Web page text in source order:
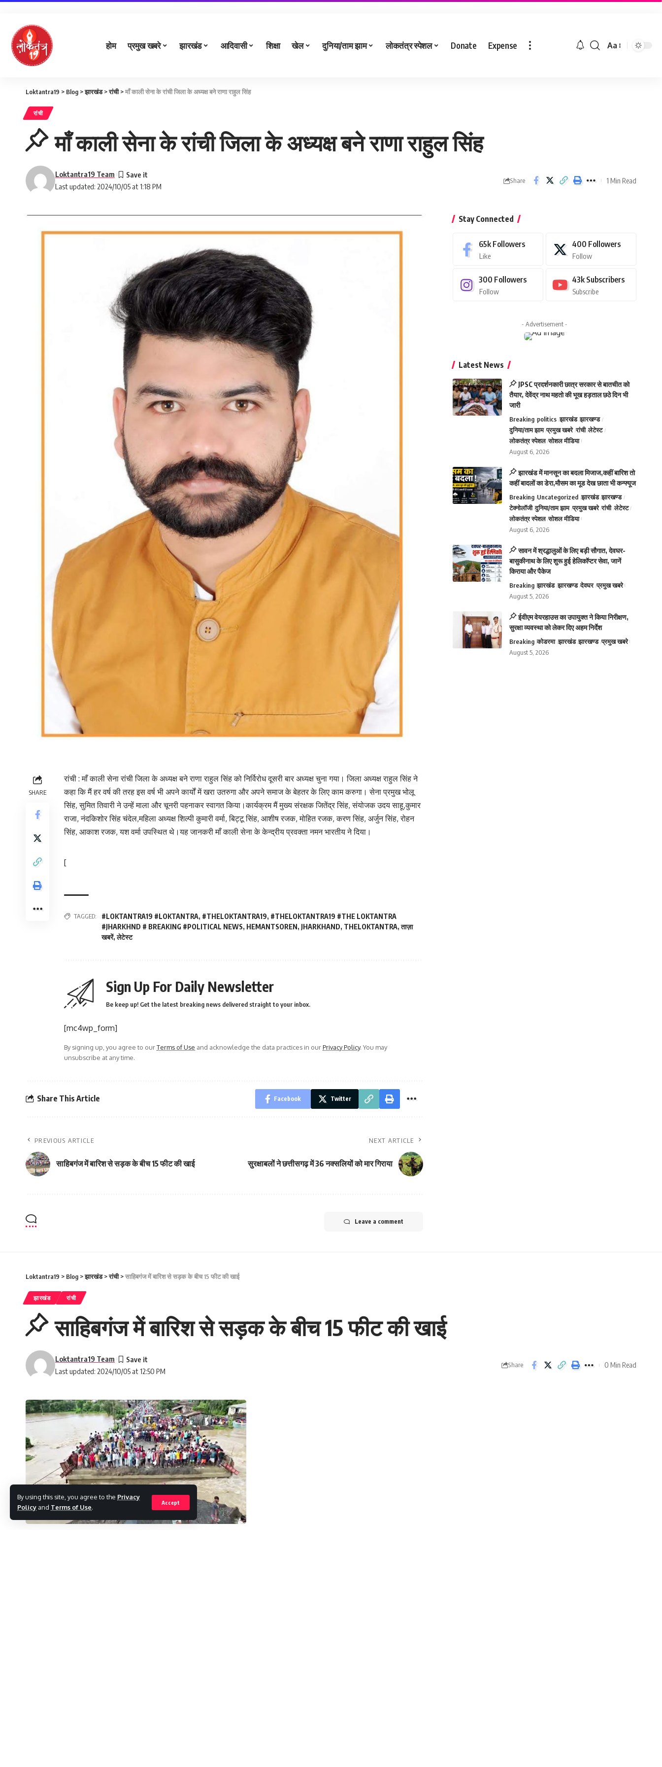
By using this site, you agree to the Privacy
Policy and Terms of Use.
Accept
होम प्रमुख खबरे झारखंड आदिवासी शिक्षा खेल दुनिया/ताम झाम लोकतंत्र स्पेशल Donate Expense Aa
Loktantra19 > Blog >झारखंड>रांची>माँ काली सेना के रांची जिला के अध्यक्ष बने राणा राहुल सिंह
रांची
माँ काली सेना के रांची जिला के अध्यक्ष बने राणा राहुल सिंह
Last updated: 2024/10/05 at 1:18 PM
Loktantra19 Team
Share 1 Min Read
SHARE
रांची : माँ काली सेना रांची जिला के अध्यक्ष बने राणा राहुल सिंह को निर्विरोध दूसरी बार अध्यक्ष चुना गया। जिला अध्यक्ष राहुल सिंह ने
कहा कि मैं हर वर्ष की तरह इस वर्ष भी अपने कार्यों में खरा उतरुगा और अपने समाज के बेहतर के लिए काम करुगा। सेना प्रमुख भोलू
सिंह, सुमित तिवारी ने उन्हें माला और चूनरी पहनाकर स्वागत किया।कार्यक्रम मैं मुख्य संरक्षक जितेंद्र सिंह, संयोजक उदय साहू,कुमार
राजा, नंदकिशोर सिंह चंदेल,महिला अध्यक्ष शिल्पी कुमारी वर्मा, बिट्टू सिंह, आशीष रजक, मोहित रजक, करण सिंह, अर्जुन सिंह, रोहन
सिंह, आकाश रजक, यश वर्मा उपस्थित थे।यह जानकरी माँ काली सेना के केन्द्रीय प्रवक्ता नमन भारतीय ने दिया।
[
TAGGED: #LOKTANTRA19 #LOKTANTRA, #THELOKTANTRA19, #THELOKTANTRA19 #THE LOKTANTRA
#JHARKHND # BREAKING #POLITICAL NEWS, HEMANTSOREN, JHARKHAND, THELOKTANTRA,ताज़ा
खबरें,लेटेस्ट
Sign Up For Daily Newsletter
Be keep up! Get the latest breaking news delivered straight to your inbox.
[mc4wp_form]
By signing up, you agree to ourTerms of Use and acknowledge the data practices in ourPrivacy Policy. You may
unsubscribe at any time.
Share This Article Facebook Twitter
PREVIOUS ARTICLE
साहिबगंज में बारिश से सड़क के बीच 15 फीट की खाई
NEXT ARTICLE
सुरक्षाबलों ने छत्तीसगढ़ में 36 नक्सलियों को मार गिराया
Leave a comment
Stay Connected
65k Followers
Like
400 Followers
Follow
300 Followers
Follow
43k Subscribers
Subscribe
- Advertisement -
Latest News
JPSC प्रदर्शनकारी छात्र सरकार से बातचीत को
तैयार, देवेंद्र नाथ महतो की भूख हड़ताल छठे दिन भी
जारी
Breaking politics झारखंड झारखण्ड
दुनिया/ताम झाम प्रमुख खबरे रांची लेटेस्ट
लोकतंत्र स्पेशल सोशल मीडिया
August 6, 2026
झारखंड में मानसून का बदला मिजाज,कहीं बारिश तो
कहीं बादलों का डेरा,मौसम का मूड देख छाता भी कन्फ्यूज
Breaking Uncategorized झारखंड झारखण्ड
टेक्नोलॉजी दुनिया/ताम झाम प्रमुख खबरे रांची लेटेस्ट
लोकतंत्र स्पेशल सोशल मीडिया
August 6, 2026
सावन में श्रद्धालुओं के लिए बड़ी सौगात, देवघर-
बासुकीनाथ के लिए शुरू हुई हेलिकॉप्टर सेवा, जानें
किराया और पैकेज
Breaking झारखंड झारखण्ड देवघर प्रमुख खबरे
August 5, 2026
ईवीएम वेयरहाउस का उपायुक्त ने किया निरीक्षण,
सुरक्षा व्यवस्था को लेकर दिए अहम निर्देश
Breaking कोडरमा झारखंड झारखण्ड प्रमुख खबरे
August 5, 2026
Loktantra19 > Blog >झारखंड>रांची>साहिबगंज में बारिश से सड़क के बीच 15 फीट की खाई
झारखंड रांची
साहिबगंज में बारिश से सड़क के बीच 15 फीट की खाई
Last updated: 2024/10/05 at 12:50 PM
Loktantra19 Team
Share 0 Min Read